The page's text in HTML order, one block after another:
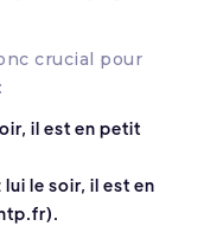
crucial pour
il est en petit
le soir, il est en